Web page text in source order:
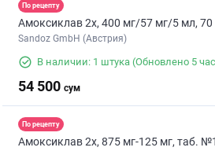
По рецепту
Амоксиклав 2х, 400 мг/57 мг/5 мл, 70
Sandoz GmbH (Австрия)
В наличии: 1 штука (Обновлено 5
54 500 сум
По рецепту
Амоксиклав 2х, 875 мг-125 мг, таб.